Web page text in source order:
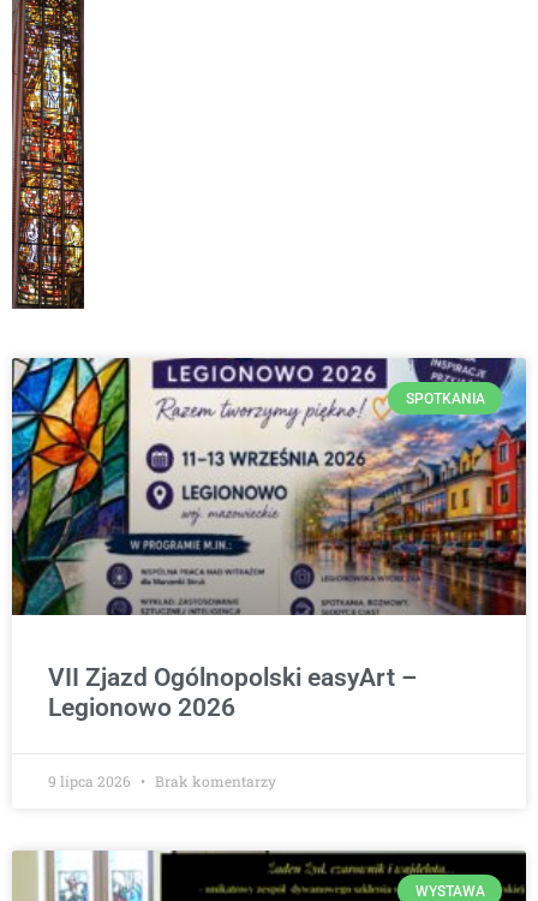
SPOTKANIA
VII Zjazd Ogólnopolski easyArt –
Legionowo 2026
9 lipca 2026 Brak komentarzy
WYSTAWA